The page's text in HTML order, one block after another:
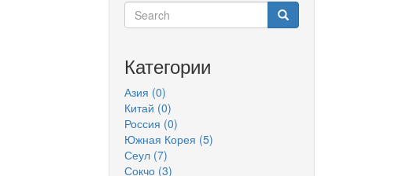
Search Search
Категории
Азия (0)
Китай (0)
Россия (0)
Южная Корея (5)
Сеул (7)
Сокчо (3)